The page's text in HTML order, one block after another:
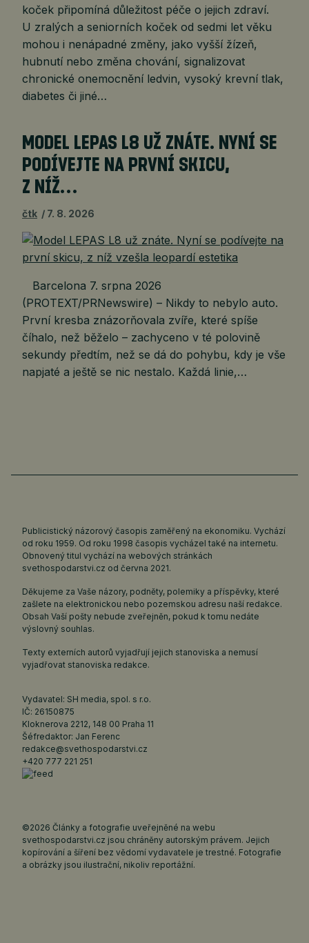
koček připomíná důležitost péče o jejich zdraví.
U zralých a seniorních koček od sedmi let věku
mohou i nenápadné změny, jako vyšší žízeň,
hubnutí nebo změna chování, signalizovat
chronické onemocnění ledvin, vysoký krevní tlak,
diabetes či jiné…
MODEL LEPAS L8 UŽ ZNÁTE. NYNÍ SE
PODÍVEJTE NA PRVNÍ SKICU,
Z NÍŽ…
čtk 7. 8. 2026
Barcelona 7. srpna 2026
(PROTEXT/PRNewswire) – Nikdy to nebylo auto.
První kresba znázorňovala zvíře, které spíše
číhalo, než běželo – zachyceno v té polovině
sekundy předtím, než se dá do pohybu, kdy je vše
napjaté a ještě se nic nestalo. Každá linie,…
Publicistický názorový časopis zaměřený na ekonomiku. Vychází
od roku 1959. Od roku 1998 časopis vycházel také na internetu.
Obnovený titul vychází na webových stránkách
svethospodarstvi.cz od června 2021.
Děkujeme za Vaše názory, podněty, polemiky a příspěvky, které
zašlete na elektronickou nebo pozemskou adresu naší redakce.
Obsah Vaší pošty nebude zveřejněn, pokud k tomu nedáte
výslovný souhlas.
Texty externích autorů vyjadřují jejich stanoviska a nemusí
vyjadřovat stanoviska redakce.
Vydavatel: SH media, spol. s r.o.
IČ: 26150875
Kloknerova 2212, 148 00 Praha 11
Šéfredaktor: Jan Ferenc
redakce@svethospodarstvi.cz
+420 777 221 251
©2026 Články a fotografie uveřejněné na webu
svethospodarstvi.cz jsou chráněny autorským právem. Jejich
kopírování a šíření bez vědomí vydavatele je trestné. Fotografie
a obrázky jsou ilustrační, nikoliv reportážní.